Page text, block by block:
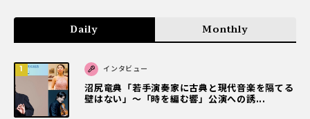
Daily Monthly
インタビュー
沼尻竜典「若手演奏家に古典と現代音楽を隔てる
壁はない」～「時を編む響」公演への誘...